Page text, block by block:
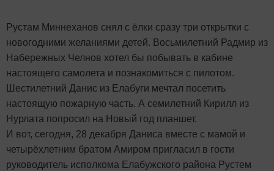
Рустам Миннеханов снял с ёлки сразу три открытки с
новогодними желаниями детей. Восьмилетний Радмир из
Набережных Челнов хотел бы побывать в кабине
настоящего самолета и познакомиться с пилотом.
Шестилетний Данис из Елабуги мечтал посетить
настоящую пожарную часть. А семилетний Кирилл из
Нурлата попросил на Новый год планшет.
И вот, сегодня, 28 декабря Даниса вместе с мамой и
четырёхлетним братом Амиром пригласил в гости
руководитель исполкома Елабужского района Рустем